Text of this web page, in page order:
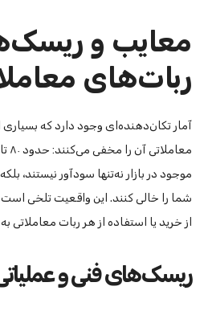
معایب و
ربات‌های
آمار تکان‌دهنده‌ای وجود دارد که
موجود در بازار نه‌تنها سودآور نیستند،
شما را خالی کنند. این واقعیت تلخی است
از خرید یا استفاده از هر ربات معاملاتی
ریسک‌های فنی و